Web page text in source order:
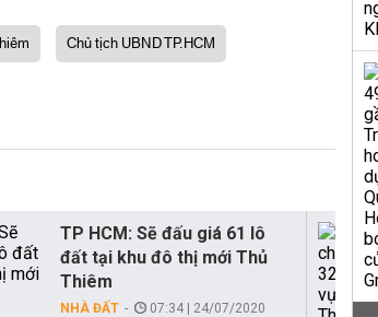
Chủ tịch UBND TP.HCM
TP HCM: Sẽ đấu giá 61 lô
đất tại khu đô thị mới Thủ
Thiêm
NHÀ ĐẤT 07:34 | 24/07/2020